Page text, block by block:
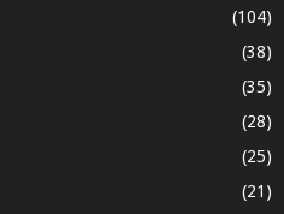
(104)
(38)
(35)
(28)
(25)
(21)